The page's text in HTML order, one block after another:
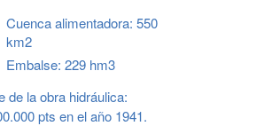
Cuenca alimentadora: 550
km2
Embalse: 229 hm3
de la obra hidráulica:
pts en el año 1941.